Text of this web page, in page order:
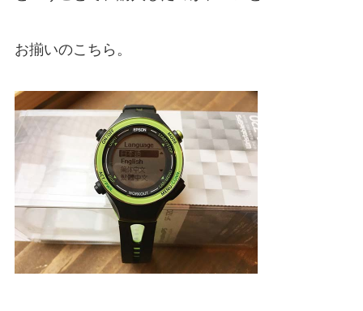
お揃いのこちら。